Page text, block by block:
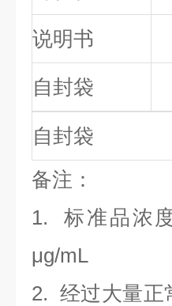
说明书
自封袋
自封袋
备注 ：
1. 标准品浓
μg/mL
2. 经过大量正